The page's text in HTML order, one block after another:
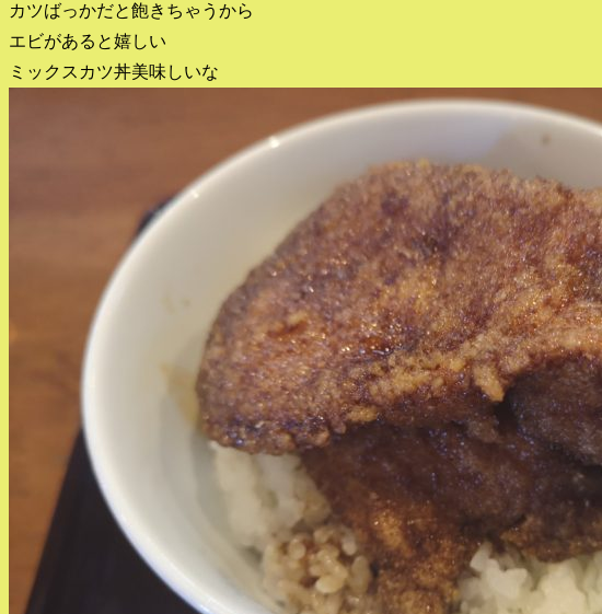
カツばっかだと飽きちゃうから
エビがあると嬉しい
ミックスカツ丼美味しいな